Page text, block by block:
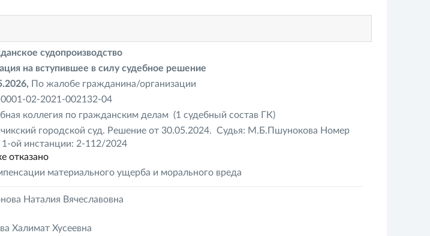
судопроизводство
на вступившее в силу судебное решение
По жалобе гражданина/организации
02-2021-002132-04
коллегия по гражданским делам (1 судебный состав ГК)
городской суд. Решение от 30.05.2024. Судья: М.Б.Пшунокова Номер
1-ой инстанции: 2-112/2024
отказано
материального ущерба и морального вреда
Наталия Вячеславовна
Халимат Хусеевна